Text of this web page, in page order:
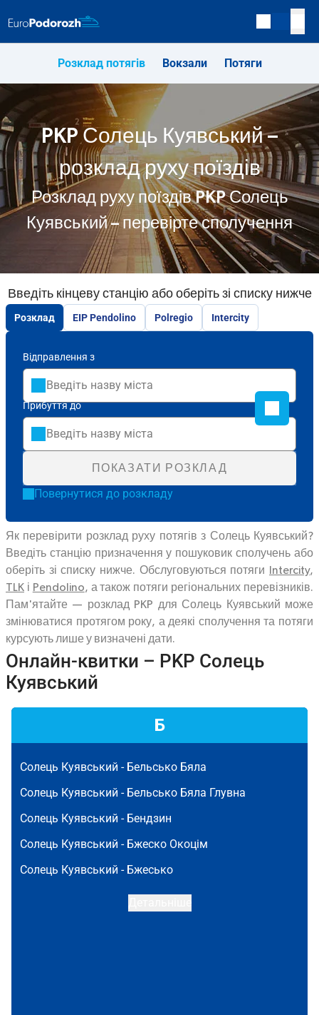
Розклад потягів Вокзали Потяги
PKP Солець Куявський –
розклад руху поїздів
Розклад руху поїздів PKP Солець
Куявський – перевірте сполучення
Введіть кінцеву станцію або оберіть зі списку нижче
Розклад EIP Pendolino Polregio Intercity
Відправлення з
Прибуття до
ПОКАЗАТИ РОЗКЛАД
Повернутися до розкладу
Як перевірити розклад руху потягів з Солець Куявський?
Введіть станцію призначення у пошуковик сполучень або
оберіть зі списку нижче. Обслуговуються потяги
Intercity,
TLK і Pendolino, а також потяги регіональних перевізників.
Пам'ятайте — розклад PKP для Солець Куявський може
змінюватися протягом року, а деякі сполучення та потяги
курсують лише у визначені дати.
Онлайн-квитки – PKP Солець
Куявський
Б
Солець Куявський - Бельсько Бяла
Солець Куявський - Бельсько Бяла Глувна
Солець Куявський - Бендзин
Солець Куявський - Бжеско Окоцім
Солець Куявський - Бжесько